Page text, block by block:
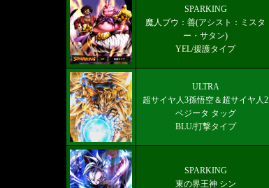
最新メインストーリー「第19部3章
(6/10)」配信【更新履歴】
SPARKING
魔人ブウ：善(アシスト：ミスタ
ー・サタン)
YEL/援護タイプ
ULTRA
超サイヤ人3孫悟空＆超サイヤ人2
ベジータ タッグ
BLU/打撃タイプ
SPARKING
東の界王神 シン